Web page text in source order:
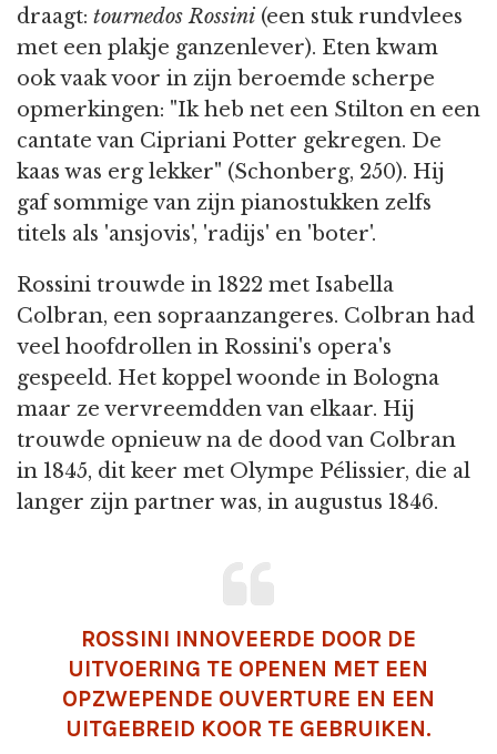
draagt: tournedos Rossini (een stuk rundvlees
met een plakje ganzenlever). Eten kwam
ook vaak voor in zijn beroemde scherpe
opmerkingen: "Ik heb net een Stilton en een
cantate van Cipriani Potter gekregen. De
kaas was erg lekker" (Schonberg, 250). Hij
gaf sommige van zijn pianostukken zelfs
titels als 'ansjovis', 'radijs' en 'boter'.
Rossini trouwde in 1822 met Isabella
Colbran, een sopraanzangeres. Colbran had
veel hoofdrollen in Rossini's opera's
gespeeld. Het koppel woonde in Bologna
maar ze vervreemdden van elkaar. Hij
trouwde opnieuw na de dood van Colbran
in 1845, dit keer met Olympe Pélissier, die al
langer zijn partner was, in augustus 1846.
ROSSINI INNOVEERDE DOOR DE
UITVOERING TE OPENEN MET EEN
OPZWEPENDE OUVERTURE EN EEN
UITGEBREID KOOR TE GEBRUIKEN.